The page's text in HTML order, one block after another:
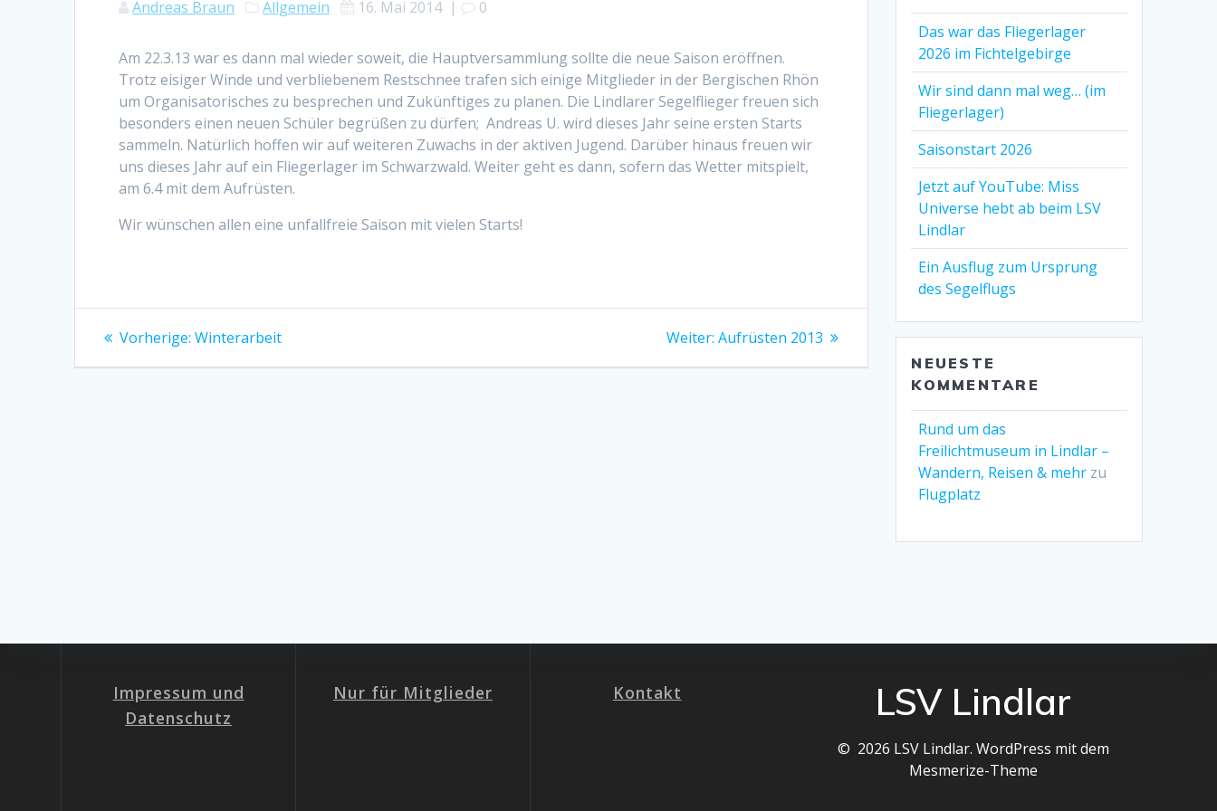
Andreas Braun Allgemein 16. Mai 2014| 0
Am 22.3.13 war es dann mal wieder soweit, die Hauptversammlung sollte die neue Saison eröffnen.
Trotz eisiger Winde und verbliebenem Restschnee trafen sich einige Mitglieder in der Bergischen Rhön
um Organisatorisches zu besprechen und Zukünftiges zu planen. Die Lindlarer Segelflieger freuen sich
besonders einen neuen Schüler begrüßen zu dürfen; Andreas U. wird dieses Jahr seine ersten Starts
sammeln. Natürlich hoffen wir auf weiteren Zuwachs in der aktiven Jugend. Darüber hinaus freuen wir
uns dieses Jahr auf ein Fliegerlager im Schwarzwald. Weiter geht es dann, sofern das Wetter mitspielt,
am 6.4 mit dem Aufrüsten.
Wir wünschen allen eine unfallfreie Saison mit vielen Starts!
Beitragsnavigation
Vorherige: Vorheriger
Winterarbeit Weiter: Nächster
Aufrüsten 2013
Das war das Fliegerlager
2026 im Fichtelgebirge
Wir sind dann mal weg… (im
Fliegerlager)
Saisonstart 2026
Jetzt auf YouTube: Miss
Universe hebt ab beim LSV
Lindlar
Ein Ausflug zum Ursprung
des Segelflugs
NEUESTE
KOMMENTARE
Rund um das
Freilichtmuseum in Lindlar –
Wandern, Reisen & mehr zu
Flugplatz
Impressum und
Datenschutz
Nur für Mitglieder Kontakt LSV Lindlar
© 2026 LSV Lindlar. WordPress mit dem
Mesmerize-Theme